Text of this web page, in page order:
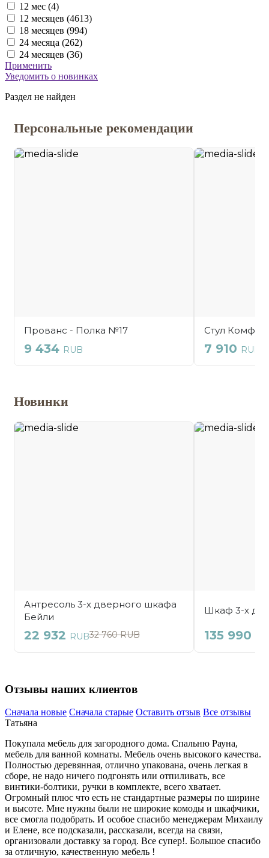
12 мес (4)
12 месяцев (4613)
18 месяцев (994)
24 месяца (262)
24 месяцев (36)
Применить
Уведомить о новинках
Раздел не найден
Отзывы наших клиентов
Сначала новые Сначала старые Оставить отзыв Все отзывы
Татьяна
Покупала мебель для загородного дома. Спальню Рауна,
мебель для ванной комнаты. Мебель очень высокого качества.
Полностью деревянная, отлично упакована, очень легкая в
сборе, не надо ничего подгонять или отпиливать, все
винтики-болтики, ручки в комплекте, всего хватает.
Огромный плюс что есть не стандартные размеры по ширине
и высоте. Мне нужны были не широкие комоды и шкафчики,
все смогла подобрать. И особое спасибо менеджерам Михаилу
и Елене, все подсказали, рассказали, всегда на связи,
организовали доставку за город. Все супер!. Большое спасибо
за отличную, качественную мебель !